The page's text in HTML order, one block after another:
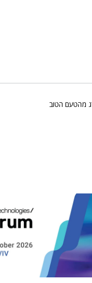
מהטעם הטוב